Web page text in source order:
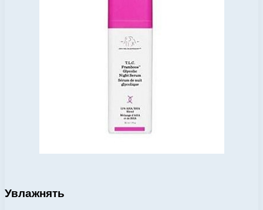
Увлажнять